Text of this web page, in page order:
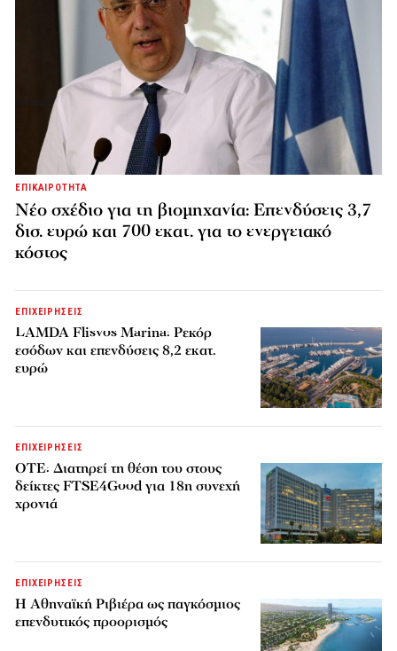
ΕΠΙΚΑΙΡΟΤΗΤΑ
Νέο σχέδιο για τη βιομηχανία: Επενδύσεις 3,7
δισ. ευρώ και 700 εκατ. για το ενεργειακό
κόστος
ΕΠΙΧΕΙΡΗΣΕΙΣ
LAMDA Flisvos Marina: Ρεκόρ
εσόδων και επενδύσεις 8,2 εκατ.
ευρώ
ΕΠΙΧΕΙΡΗΣΕΙΣ
ΟΤΕ: Διατηρεί τη θέση του στους
δείκτες FTSE4Good για 18η συνεχή
χρονιά
ΕΠΙΧΕΙΡΗΣΕΙΣ
Η Αθηναϊκή Ριβιέρα ως παγκόσμιος
επενδυτικός προορισμός